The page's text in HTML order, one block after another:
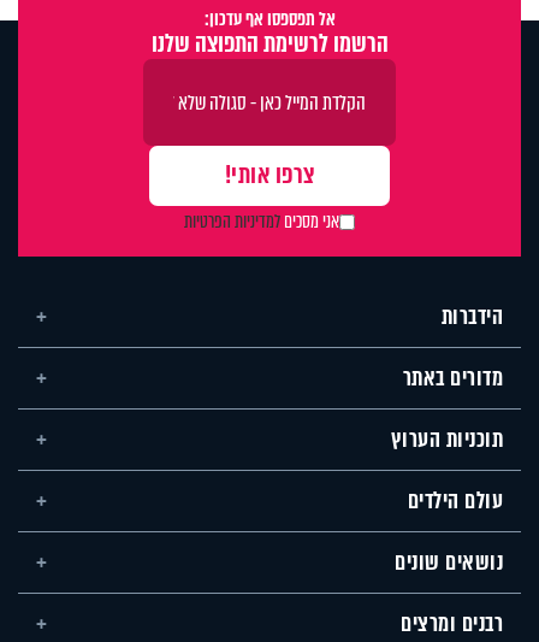
אל תפספסו אף עדכון:
הרשמו לרשימת התפוצה שלנו
אני מסכיםלמדיניות הפרטיות
הידברות
מדורים באתר
תוכניות הערוץ
עולם הילדים
נושאים שונים
רבנים ומרצים